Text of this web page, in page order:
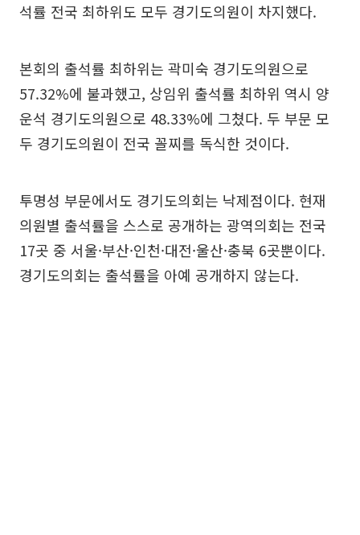
석률 전국 최하위도 모두 경기도의원이 차지했다.
본회의 출석률 최하위는 곽미숙 경기도의원으로
57.32%에 불과했고, 상임위 출석률 최하위 역시 양
운석 경기도의원으로 48.33%에 그쳤다. 두 부문 모
두 경기도의원이 전국 꼴찌를 독식한 것이다.
투명성 부문에서도 경기도의회는 낙제점이다. 현재
의원별 출석률을 스스로 공개하는 광역의회는 전국
17곳 중 서울·부산·인천·대전·울산·충북 6곳뿐이다.
경기도의회는 출석률을 아예 공개하지 않는다.